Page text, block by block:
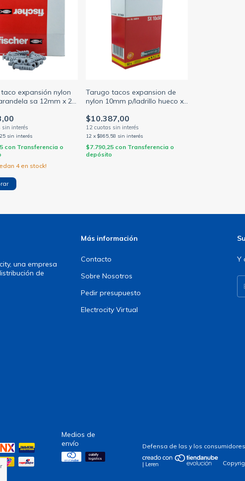
expansión nylon
sa 12mm x 25
sin interés
con Transferencia o
4en stock!
Tarugo tacos expansion de
nylon 10mm p/ladrillo hueco x
$10.387,00
12 x $865,58 sin interés
$7.790,25 con Transferencia o
depósito
una empresa
de
Más información
Contacto
Sobre Nosotros
Pedir presupuesto
Electrocity Virtual
Y
Medios de
envío
Defensa de las y los
| Leren